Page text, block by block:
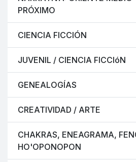
PRÓXIMO
CIENCIA FICCIÓN
JUVENIL / CIENCIA FICCIóN
GENEALOGÍAS
CREATIVIDAD / ARTE
CHAKRAS, ENEAGRAMA,
HO'OPONOPON